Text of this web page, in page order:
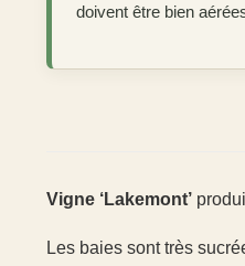
doivent être bien
Vigne ‘Lakemont’
Les baies sont très